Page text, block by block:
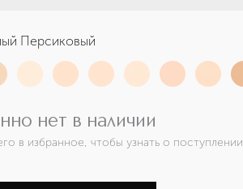
Персиковый
нет в наличии
в избранное, чтобы узнать о поступлении